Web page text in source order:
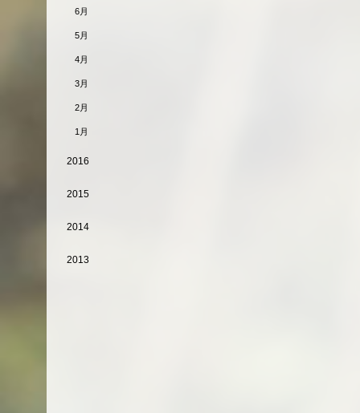
6月
5月
4月
3月
2月
1月
2016
2015
2014
2013